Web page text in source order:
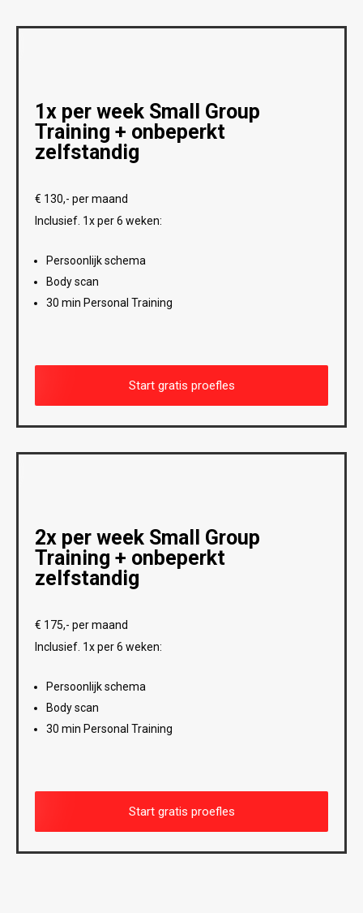
1x per week Small Group
Training + onbeperkt
zelfstandig
€ 130,- per maand
Inclusief. 1x per 6 weken:
Persoonlijk schema
Body scan
30 min Personal Training
Start gratis proefles
2x per week Small Group
Training + onbeperkt
zelfstandig
€ 175,- per maand
Inclusief. 1x per 6 weken:
Persoonlijk schema
Body scan
30 min Personal Training
Start gratis proefles